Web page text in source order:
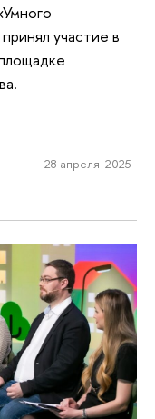
участие в
28 апреля 2025